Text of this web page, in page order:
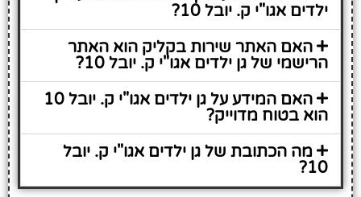
ילדים אגו"י ק. יובל 10?
האם האתר שירות בקליק הוא האתר
הרישמי של גן ילדים אגו"י ק. יובל 10?
האם המידע על גן ילדים אגו"י ק. יובל 10
הוא בטוח מדוייק?
מה הכתובת של גן ילדים אגו"י ק. יובל
10?